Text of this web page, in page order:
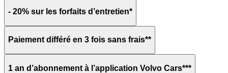
- 20% sur les forfaits d’entretien*
Paiement différé en 3 fois sans frais**
1 an d’abonnement à l’application Volvo Cars***